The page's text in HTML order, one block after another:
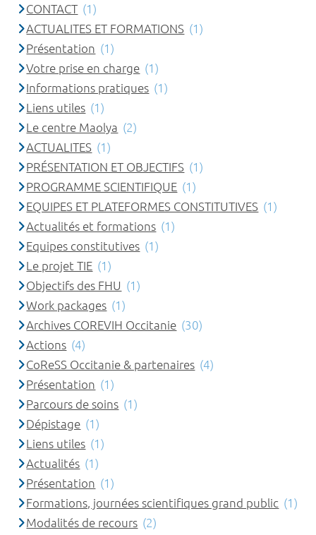
CONTACT (1)
ACTUALITES ET FORMATIONS (1)
Présentation (1)
Votre prise en charge (1)
Informations pratiques (1)
Liens utiles (1)
Le centre Maolya (2)
ACTUALITES (1)
PRÉSENTATION ET OBJECTIFS (1)
PROGRAMME SCIENTIFIQUE (1)
EQUIPES ET PLATEFORMES CONSTITUTIVES (1)
Actualités et formations (1)
Equipes constitutives (1)
Le projet TIE (1)
Objectifs des FHU (1)
Work packages (1)
Archives COREVIH Occitanie (30)
Actions (4)
CoReSS Occitanie & partenaires (4)
Présentation (1)
Parcours de soins (1)
Dépistage (1)
Liens utiles (1)
Actualités (1)
Présentation (1)
Formations, journées scientifiques grand public (1)
Modalités de recours (2)